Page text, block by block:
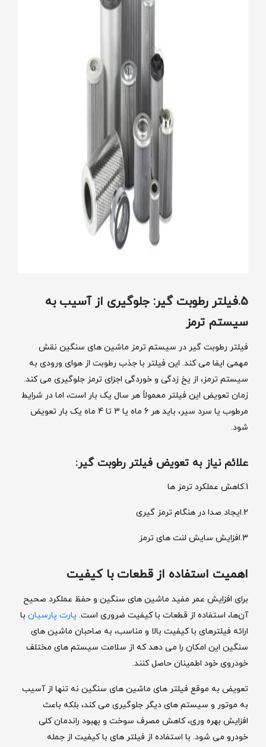
5.فیلتر رطوبت‌ گیر: جلوگیری از آسیب به
سیستم ترمز
فیلتر رطوبت ‌گیر در سیستم ترمز ماشین ‌های سنگین نقش
مهمی ایفا می ‌کند. این فیلتر با جذب رطوبت از هوای ورودی به
سیستم ترمز، از یخ ‌زدگی و خوردگی اجزای ترمز جلوگیری می‌ کند.
زمان تعویض این فیلتر معمولاً هر سال یک بار است، اما در شرایط
مرطوب یا سرد سیر، باید هر 6 ماه یا 3 تا 4 ماه یک ‌بار تعویض
شود.
علائم نیاز به تعویض فیلتر رطوبت ‌گیر:
1.کاهش عملکرد ترمز ها
2.ایجاد صدا در هنگام ترمز گیری
3.افزایش سایش لنت‌ های ترمز
اهمیت استفاده از قطعات با کیفیت
برای افزایش عمر مفید ماشین ‌های سنگین و حفظ عملکرد صحیح
آن‌ها، استفاده از قطعات با کیفیت ضروری است. پارت پارسیان با
ارائه فیلترهای با کیفیت بالا و مناسب، به صاحبان ماشین ‌های
سنگین این امکان را می ‌دهد که از سلامت سیستم‌ های مختلف
خودروی خود اطمینان حاصل کنند.
تعویض به موقع فیلتر های ماشین‌ های سنگین نه تنها از آسیب
به موتور و سیستم‌ های دیگر جلوگیری می ‌کند، بلکه باعث
افزایش بهره‌ وری، کاهش مصرف سوخت و بهبود راندمان کلی
خودرو می‌ شود. با استفاده از فیلتر های با کیفیت از جمله